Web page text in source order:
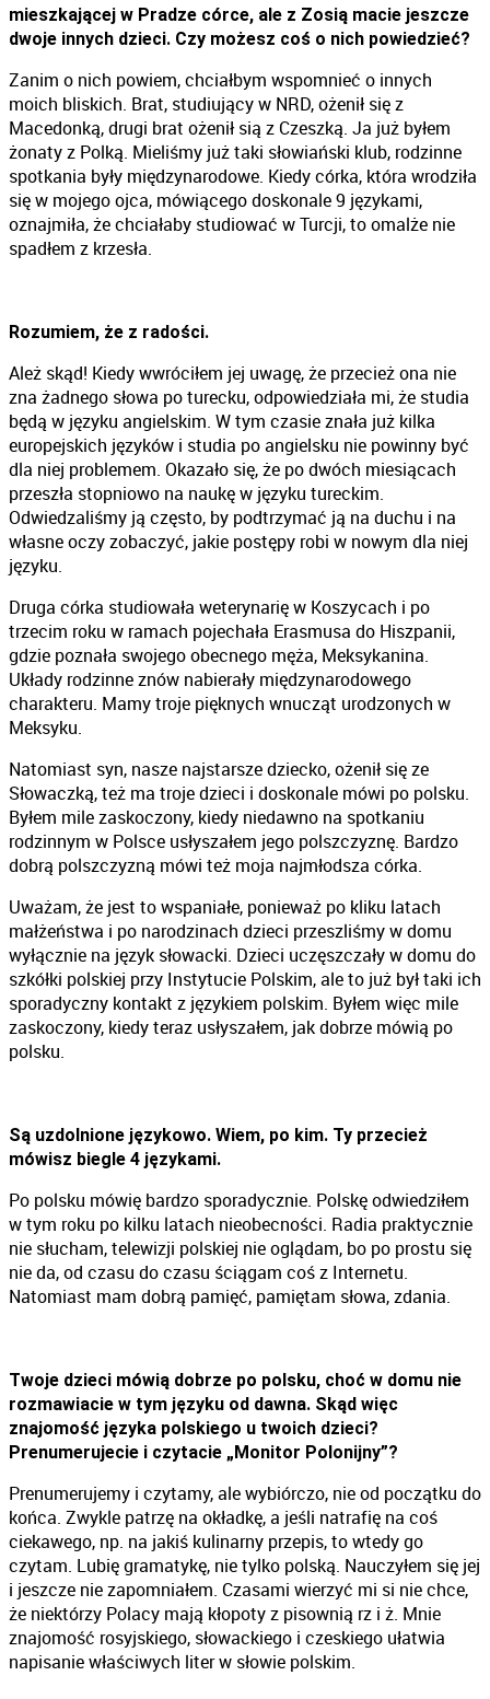
mieszkającej w Pradze córce, ale z Zosią macie jeszcze
dwoje innych dzieci. Czy możesz coś o nich powiedzieć?
Zanim o nich powiem, chciałbym wspomnieć o innych
moich bliskich. Brat, studiujący w NRD, ożenił się z
Macedonką, drugi brat ożenił sią z Czeszką. Ja już byłem
żonaty z Polką. Mieliśmy już taki słowiański klub, rodzinne
spotkania były międzynarodowe. Kiedy córka, która wrodziła
się w mojego ojca, mówiącego doskonale 9 językami,
oznajmiła, że chciałaby studiować w Turcji, to omalże nie
spadłem z krzesła.
Rozumiem, że z radości.
Ależ skąd! Kiedy wwróciłem jej uwagę, że przecież ona nie
zna żadnego słowa po turecku, odpowiedziała mi, że studia
będą w języku angielskim. W tym czasie znała już kilka
europejskich języków i studia po angielsku nie powinny być
dla niej problemem. Okazało się, że po dwóch miesiącach
przeszła stopniowo na naukę w języku tureckim.
Odwiedzaliśmy ją często, by podtrzymać ją na duchu i na
własne oczy zobaczyć, jakie postępy robi w nowym dla niej
języku.
Druga córka studiowała weterynarię w Koszycach i po
trzecim roku w ramach pojechała Erasmusa do Hiszpanii,
gdzie poznała swojego obecnego męża, Meksykanina.
Układy rodzinne znów nabierały międzynarodowego
charakteru. Mamy troje pięknych wnucząt urodzonych w
Meksyku.
Natomiast syn, nasze najstarsze dziecko, ożenił się ze
Słowaczką, też ma troje dzieci i doskonale mówi po polsku.
Byłem mile zaskoczony, kiedy niedawno na spotkaniu
rodzinnym w Polsce usłyszałem jego polszczyznę. Bardzo
dobrą polszczyzną mówi też moja najmłodsza córka.
Uważam, że jest to wspaniałe, ponieważ po kliku latach
małżeństwa i po narodzinach dzieci przeszliśmy w domu
wyłącznie na język słowacki. Dzieci uczęszczały w domu do
szkółki polskiej przy Instytucie Polskim, ale to już był taki ich
sporadyczny kontakt z językiem polskim. Byłem więc mile
zaskoczony, kiedy teraz usłyszałem, jak dobrze mówią po
polsku.
Są uzdolnione językowo. Wiem, po kim. Ty przecież
mówisz biegle 4 językami.
Po polsku mówię bardzo sporadycznie. Polskę odwiedziłem
w tym roku po kilku latach nieobecności. Radia praktycznie
nie słucham, telewizji polskiej nie oglądam, bo po prostu się
nie da, od czasu do czasu ściągam coś z Internetu.
Natomiast mam dobrą pamięć, pamiętam słowa, zdania.
Twoje dzieci mówią dobrze po polsku, choć w domu nie
rozmawiacie w tym języku od dawna. Skąd więc
znajomość języka polskiego u twoich dzieci?
Prenumerujecie i czytacie „Monitor Polonijny”?
Prenumerujemy i czytamy, ale wybiórczo, nie od początku do
końca. Zwykle patrzę na okładkę, a jeśli natrafię na coś
ciekawego, np. na jakiś kulinarny przepis, to wtedy go
czytam. Lubię gramatykę, nie tylko polską. Nauczyłem się jej
i jeszcze nie zapomniałem. Czasami wierzyć mi si nie chce,
że niektórzy Polacy mają kłopoty z pisownią rz i ż. Mnie
znajomość rosyjskiego, słowackiego i czeskiego ułatwia
napisanie właściwych liter w słowie polskim.